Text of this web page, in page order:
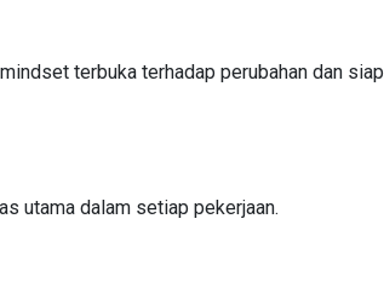
terbuka terhadap perubahan dan siap
utama dalam setiap pekerjaan.